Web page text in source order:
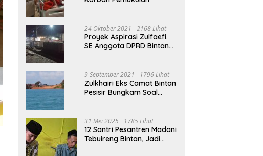
24 Oktober 2021 2168 Lihat
Proyek Aspirasi Zulfaefi.
SE Anggota DPRD Bintan
9 September 2021 1796 Lihat
Zulkhairi Eks Camat Bintan
Pesisir Bungkam Soal
Akan Lakukan Pengecekan
31 Mei 2025 1785 Lihat
12 Santri Pesantren Madani
Tebuireng Bintan, Jadi